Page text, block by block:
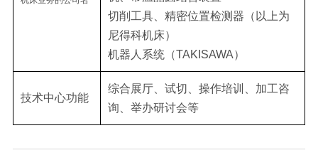
切削工具、精密位置检测器（以上为
尼得科机床）
机器人系统（TAKISAWA）
技术中心功能
综合展厅、试切、操作培训、加工咨
询、举办研讨会等